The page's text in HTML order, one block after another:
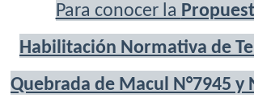
Para conocer la
Habilitación Normativa de
Quebrada de Macul N°7945 y